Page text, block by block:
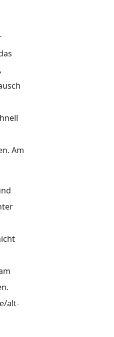
Am
alt-